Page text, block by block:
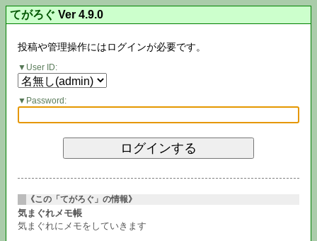
てがろぐ Ver 4.9.0
投稿や管理操作にはログインが必要です。
User ID:
Password:
《この「てがろぐ」の情報》
気まぐれメモ帳
気まぐれにメモをしていきます